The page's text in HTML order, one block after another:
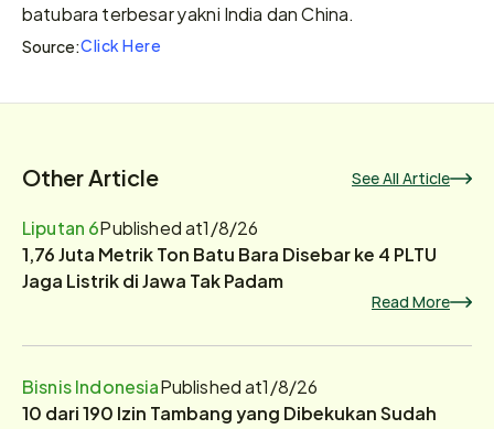
batubara terbesar yakni India dan China.
Source:Click Here
Other Article See All Article
Liputan 6Published at1/8/26
1,76 Juta Metrik Ton Batu Bara Disebar ke 4 PLTU
Jaga Listrik di Jawa Tak Padam
Read More
Bisnis IndonesiaPublished at1/8/26
10 dari 190 Izin Tambang yang Dibekukan Sudah